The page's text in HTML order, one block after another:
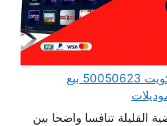
بيع تلفزيونات شاشات الكويت 50050623 بيع
القليلة تنافسا واضحا بين